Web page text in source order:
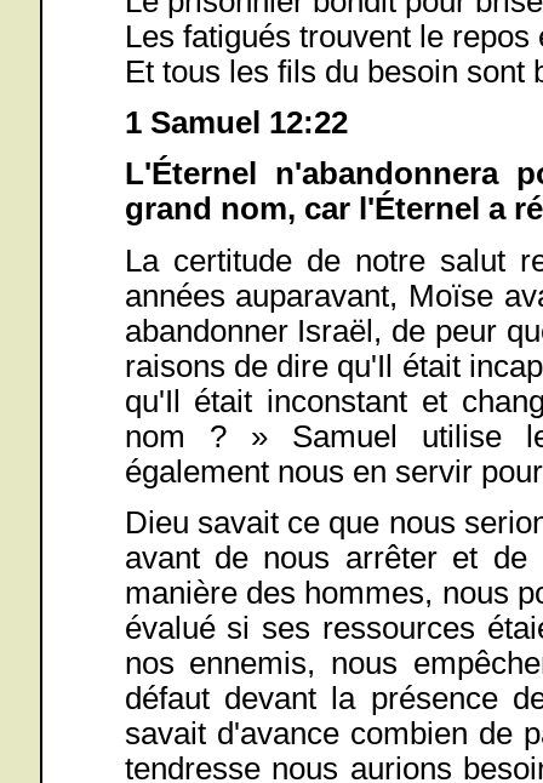
Les fatigués trouvent le repos
Et tous les fils du besoin sont
1 Samuel 12:22
L'Éternel n'abandonnera
grand nom, car l'Éternel a
La certitude de notre salut
années auparavant, Moïse
abandonner Israël, de peur
raisons de dire qu'Il était
qu'Il était inconstant et
nom ? » Samuel utilise
également nous en servir
Dieu savait ce que nous
avant de nous arrêter et
manière des hommes, nous
évalué si ses ressources
nos ennemis, nous
défaut devant la présence
savait d'avance combien de
tendresse nous aurions